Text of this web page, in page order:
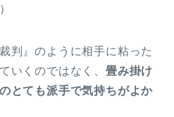
判』のように相手に粘った
いくのではなく、 畳み掛け
とても派手で気持ちがよか